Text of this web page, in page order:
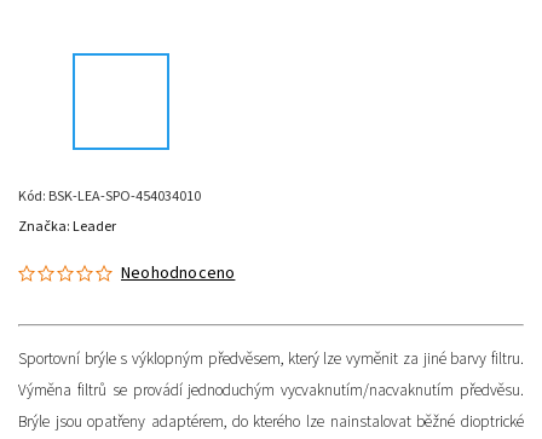
Kód: BSK-LEA-SPO-454034010
Neohodnoceno
Sportovní brýle s výklopným předvěsem, který lze vyměnit za jiné barvy filtru.
Výměna filtrů se provádí jednoduchým vycvaknutím/nacvaknutím předvěsu.
Brýle jsou opatřeny adaptérem, do kterého lze nainstalovat běžné dioptrické
Značka: Leader